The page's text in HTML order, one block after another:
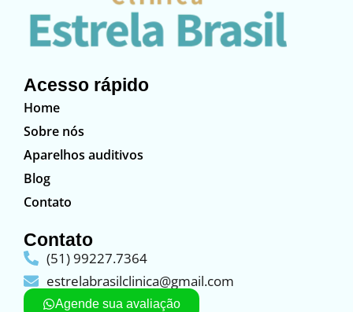
Acesso rápido
Home
Sobre nós
Aparelhos auditivos
Blog
Contato
Contato
(51) 99227.7364
estrelabrasilclinica@gmail.com
Agende sua avaliação